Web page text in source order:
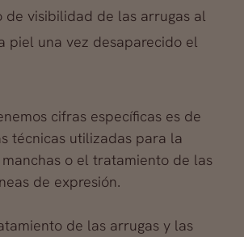
de visibilidad de las arrugas al
piel una vez desaparecido el
cifras específicas es de
técnicas utilizadas para la
o el tratamiento de las
de expresión.
de las arrugas y las